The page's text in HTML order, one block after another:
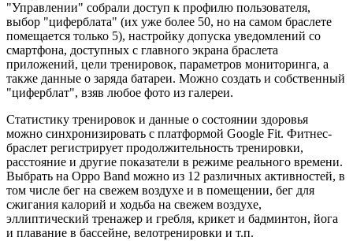
"Управлении" собрали доступ к профилю пользователя,
выбор "циферблата" (их уже более 50, но на самом браслете
помещается только 5), настройку допуска уведомлений со
смартфона, доступных с главного экрана браслета
приложений, цели тренировок, параметров мониторинга, а
также данные о заряда батареи. Можно создать и собственный
"циферблат", взяв любое фото из галереи.
Статистику тренировок и данные о состоянии здоровья
можно синхронизировать с платформой Google Fit. Фитнес-
браслет регистрирует продолжительность тренировки,
расстояние и другие показатели в режиме реального времени.
Выбрать на Oppo Band можно из 12 различных активностей, в
том числе бег на свежем воздухе и в помещении, бег для
сжигания калорий и ходьба на свежем воздухе,
эллиптический тренажер и гребля, крикет и бадминтон, йога
и плавание в бассейне, велотренировки и т.п.